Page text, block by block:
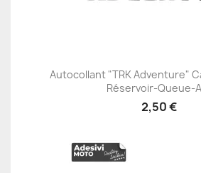
Autocollant "TRK Adventure"
Réservoir-Queue-
2,50 €